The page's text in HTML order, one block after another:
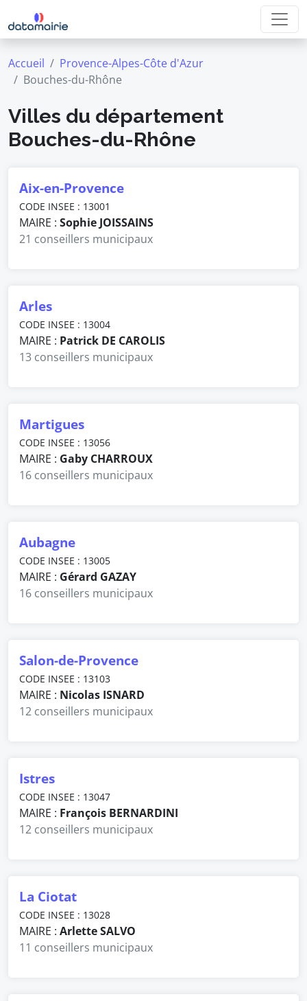
Accueil
Provence-Alpes-Côte d'Azur
Bouches-du-Rhône
Villes du département
Bouches-du-Rhône
Aix-en-Provence
CODE INSEE : 13001
MAIRE : Sophie JOISSAINS
21 conseillers municipaux
Arles
CODE INSEE : 13004
MAIRE : Patrick DE CAROLIS
13 conseillers municipaux
Martigues
CODE INSEE : 13056
MAIRE : Gaby CHARROUX
16 conseillers municipaux
Aubagne
CODE INSEE : 13005
MAIRE : Gérard GAZAY
16 conseillers municipaux
Salon-de-Provence
CODE INSEE : 13103
MAIRE : Nicolas ISNARD
12 conseillers municipaux
Istres
CODE INSEE : 13047
MAIRE : François BERNARDINI
12 conseillers municipaux
La Ciotat
CODE INSEE : 13028
MAIRE : Arlette SALVO
11 conseillers municipaux